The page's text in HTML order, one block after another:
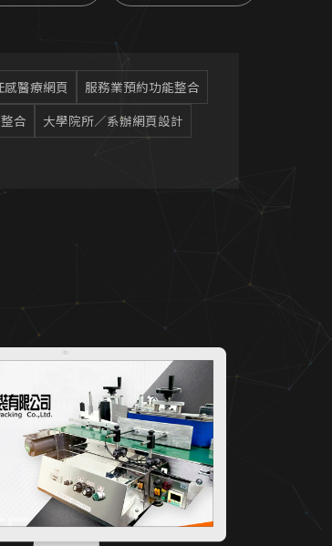
感醫療網頁
服務業預約功能整合
合
大學院所／系辦網頁設計